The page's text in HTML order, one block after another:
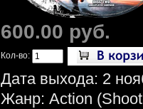
600.00 руб.
Кол-во:
Дата выхода: 2
Жанр: Action